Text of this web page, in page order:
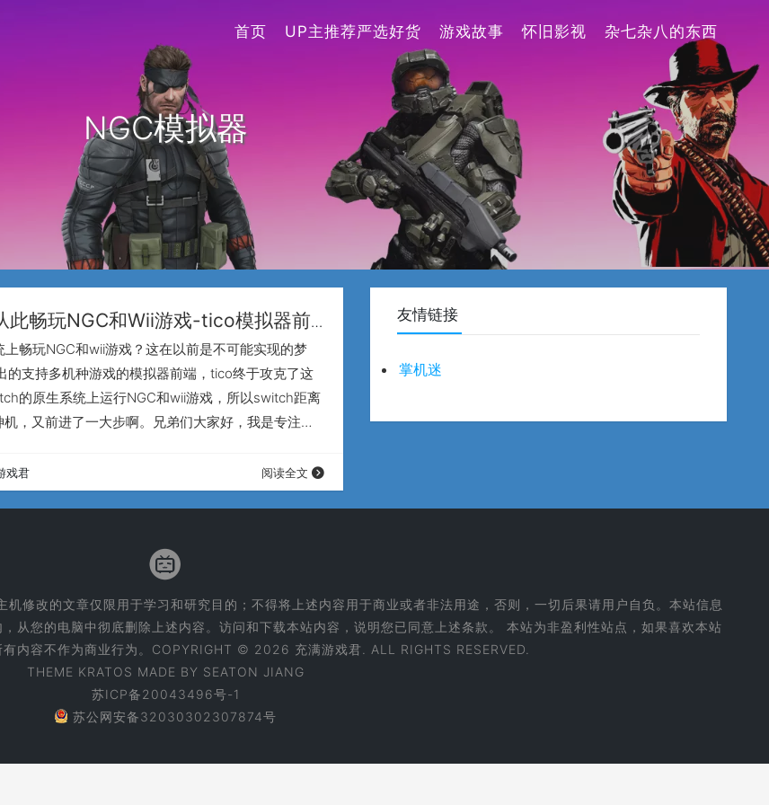
首页 UP主推荐严选好货 游戏故事 怀旧影视 杂七杂八的东西
NGC模拟器
此畅玩NGC和Wii游戏-tico模拟器前
详细教程】现在就差PS2了
畅玩NGC和wii游戏？这在以前是不可能实现的梦
的支持多机种游戏的模拟器前端，tico终于攻克了这
的原生系统上运行NGC和wii游戏，所以switch距离
，又前进了一大步啊。兄弟们大家好，我是专注于
吧，原生支持简体中文这一点，就必须首先点个赞。
可以分机种的浏览游戏，也可以把我们喜欢的游戏
戏君 阅读全文
友情链接
掌机迷
修改的文章仅限用于学习和研究目的；不得将上述内容用于商业或者非法用途，否则，一切后果请用户自负。本站信息
从您的电脑中彻底删除上述内容。访问和下载本站内容，说明您已同意上述条款。 本站为非盈利性站点，如果喜欢本站
内容不作为商业行为。COPYRIGHT © 2026 充满游戏君. ALL RIGHTS RESERVED.
THEME KRATOS MADE BY SEATON JIANG
苏ICP备20043496号-1
苏公网安备32030302307874号